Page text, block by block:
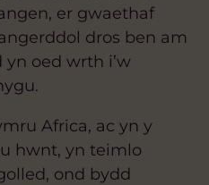
er gwaethaf
dros ben am
oed wrth i’w
Africa, ac yn y
hwnt, yn teimlo
ond bydd